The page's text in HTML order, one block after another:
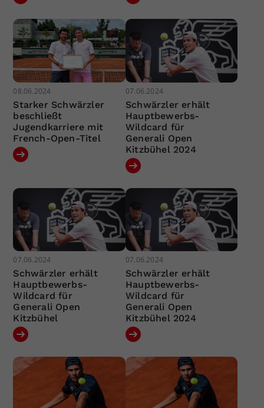
08.06.2024
Starker Schwärzler
beschließt
Jugendkarriere mit
French-Open-Titel
07.06.2024
Schwärzler erhält
Hauptbewerbs-
Wildcard für
Generali Open
Kitzbühel 2024
07.06.2024
Schwärzler erhält
Hauptbewerbs-
Wildcard für
Generali Open
Kitzbühel
07.06.2024
Schwärzler erhält
Hauptbewerbs-
Wildcard für
Generali Open
Kitzbühel 2024